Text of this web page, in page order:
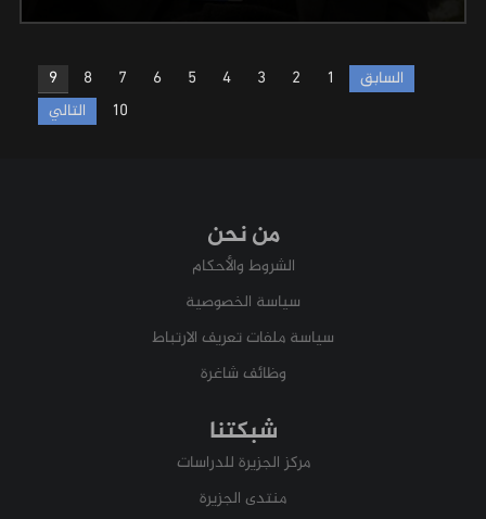
Posts
السابق 1
2
3
4
5
6
7
8
9
10
التالي
من نحن
الشروط والأحكام
سياسة الخصوصية
سياسة ملفات تعريف الارتباط
وظائف شاغرة
شبكتنا
مركز الجزيرة للدراسات
منتدى الجزيرة